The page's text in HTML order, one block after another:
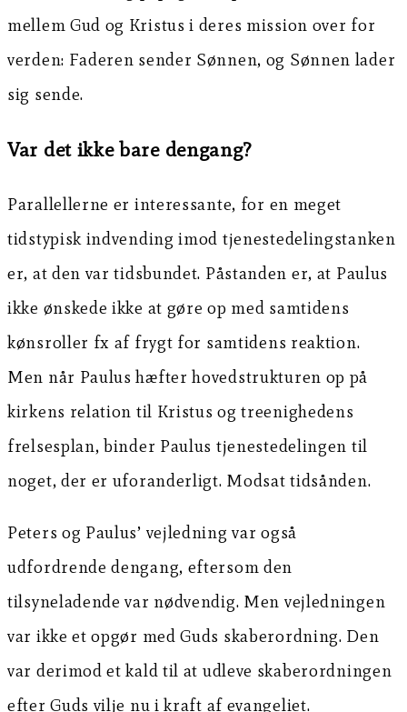
mellem Gud og Kristus i deres mission over for
verden: Faderen sender Sønnen, og Sønnen lader
sig sende.
Var det ikke bare dengang?
Parallellerne er interessante, for en meget
tidstypisk indvending imod tjenestedelingstanken
er, at den var tidsbundet. Påstanden er, at Paulus
ikke ønskede ikke at gøre op med samtidens
kønsroller fx af frygt for samtidens reaktion.
Men når Paulus hæfter hovedstrukturen op på
kirkens relation til Kristus og treenighedens
frelsesplan, binder Paulus tjenestedelingen til
noget, der er uforanderligt. Modsat tidsånden.
Peters og Paulus’ vejledning var også
udfordrende dengang, eftersom den
tilsyneladende var nødvendig. Men vejledningen
var ikke et opgør med Guds skaberordning. Den
var derimod et kald til at udleve skaberordningen
efter Guds vilje nu i kraft af evangeliet.